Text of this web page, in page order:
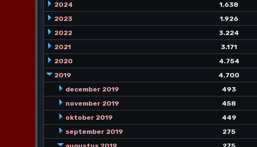
2024
1.638
2023
1.926
2022
3.224
2021
3.171
2020
4.754
2019
4.700
december 2019
493
november 2019
458
oktober 2019
449
september 2019
275